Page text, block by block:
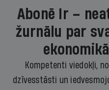
Abonē Ir –
žurnālu par
Kompetenti viedokļi,
dzīvesstāsti un